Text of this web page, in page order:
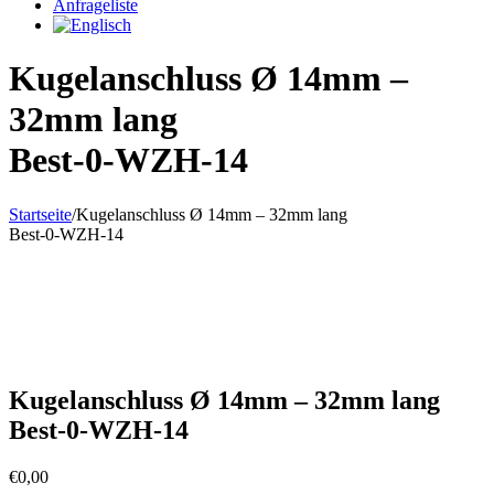
Anfrageliste
Kugelanschluss Ø 14mm –
32mm lang
Best-0-WZH-14
Startseite/Kugelanschluss Ø 14mm – 32mm lang
Best-0-WZH-14
Kugelanschluss Ø 14mm – 32mm lang
Best-0-WZH-14
€0,00